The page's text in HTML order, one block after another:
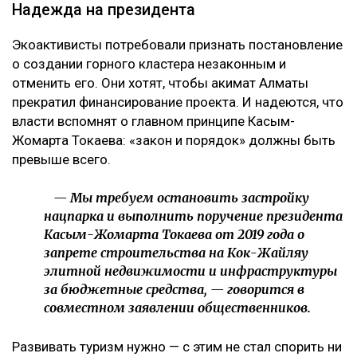
Надежда на президента
Экоактивисты потребовали признать постановление
о создании горного кластера незаконным и
отменить его. Они хотят, чтобы акимат Алматы
прекратил финансирование проекта. И надеются, что
власти вспомнят о главном принципе Касым-
Жомарта Токаева: «закон и порядок» должны быть
превыше всего.
— Мы требуем остановить застройку
нацпарка и выполнить поручение президента
Касым-Жомарта Токаева от 2019 года о
запрете строительства на Кок-Жайляу
элитной недвижимости и инфраструктуры
за бюджетные средства, — говорится в
совместном заявлении общественников.
Развивать туризм нужно — с этим не стал спорить ни